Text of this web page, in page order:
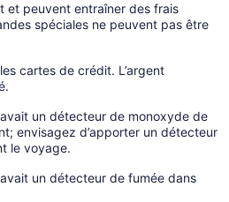
et peuvent entraîner des frais
spéciales ne peuvent pas être
cartes de crédit. L’argent
avait un détecteur de monoxyde de
envisagez d’apporter un détecteur
le voyage.
avait un détecteur de fumée dans